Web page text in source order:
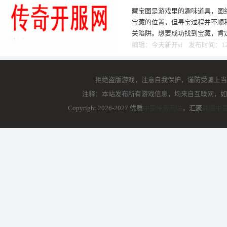
藏宝图是游戏里的趣味道具，
宝藏的位置，但寻宝过程并不
关陷阱。想要成功找到宝藏，
使用，盲目乱闯只会白费功夫。
编辑：今天新开sf 发布时间：
拒绝盗版游戏，注意自我保护，谨防受骗上
注释：本站发布所有游戏信息，均来自互联网，
Copyright 2026-2027 优质
，汇聚